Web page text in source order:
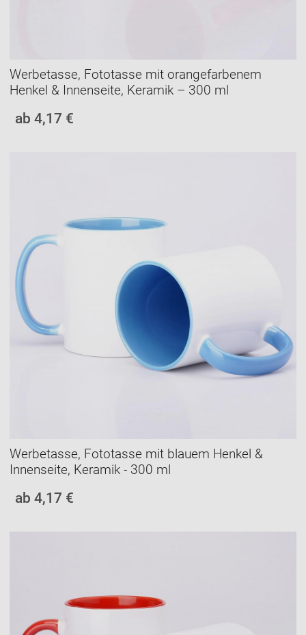
Werbetasse, Fototasse mit orangefarbenem
Henkel & Innenseite, Keramik – 300 ml
ab 4,17 €
Werbetasse, Fototasse mit blauem Henkel &
Innenseite, Keramik - 300 ml
ab 4,17 €